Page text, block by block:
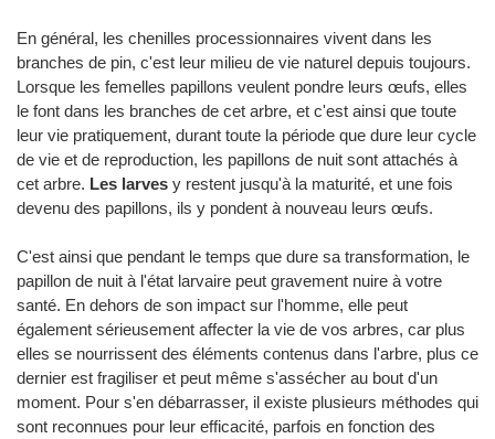
En général, les chenilles processionnaires vivent dans les
branches de pin, c'est leur milieu de vie naturel depuis toujours.
Lorsque les femelles papillons veulent pondre leurs œufs, elles
le font dans les branches de cet arbre, et c'est ainsi que toute
leur vie pratiquement, durant toute la période que dure leur cycle
de vie et de reproduction, les papillons de nuit sont attachés à
cet arbre. Les larves y restent jusqu'à la maturité, et une fois
devenu des papillons, ils y pondent à nouveau leurs œufs.
C'est ainsi que pendant le temps que dure sa transformation, le
papillon de nuit à l'état larvaire peut gravement nuire à votre
santé. En dehors de son impact sur l'homme, elle peut
également sérieusement affecter la vie de vos arbres, car plus
elles se nourrissent des éléments contenus dans l'arbre, plus ce
dernier est fragiliser et peut même s'assécher au bout d'un
moment. Pour s'en débarrasser, il existe plusieurs méthodes qui
sont reconnues pour leur efficacité, parfois en fonction des